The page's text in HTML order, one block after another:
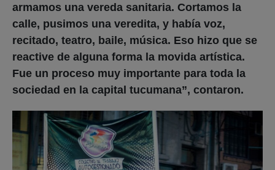
armamos una vereda sanitaria. Cortamos la
calle, pusimos una veredita, y había voz,
recitado, teatro, baile, música. Eso hizo que se
reactive de alguna forma la movida artística.
Fue un proceso muy importante para toda la
sociedad en la capital tucumana”, contaron.